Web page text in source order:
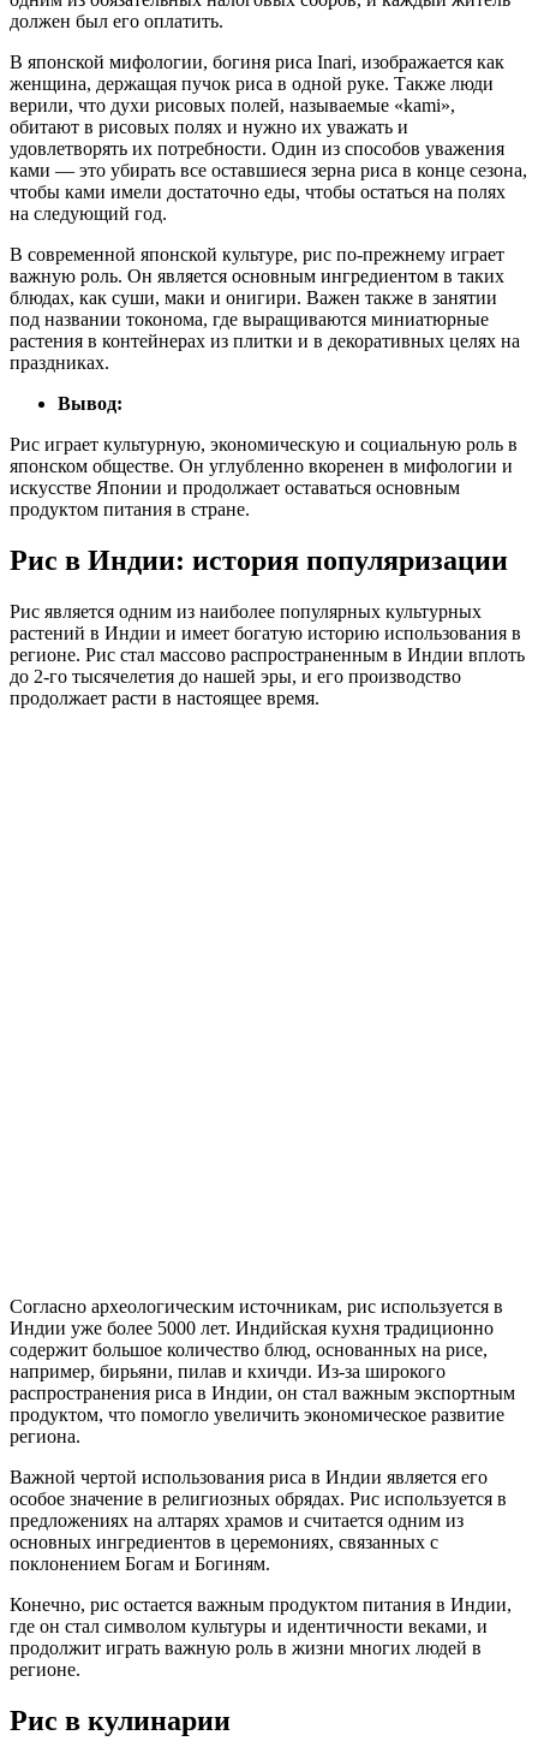
должен был его оплатить.
В японской мифологии, богиня риса Inari, изображается как
женщина, держащая пучок риса в одной руке. Также люди
верили, что духи рисовых полей, называемые «kami»,
обитают в рисовых полях и нужно их уважать и
удовлетворять их потребности. Один из способов уважения
ками — это убирать все оставшиеся зерна риса в конце сезона,
чтобы ками имели достаточно еды, чтобы остаться на полях
на следующий год.
В современной японской культуре, рис по-прежнему играет
важную роль. Он является основным ингредиентом в таких
блюдах, как суши, маки и онигири. Важен также в занятии
под названии токонома, где выращиваются миниатюрные
растения в контейнерах из плитки и в декоративных целях на
праздниках.
Вывод:
Рис играет культурную, экономическую и социальную роль в
японском обществе. Он углубленно вкоренен в мифологии и
искусстве Японии и продолжает оставаться основным
продуктом питания в стране.
Рис в Индии: история популяризации
Рис является одним из наиболее популярных культурных
растений в Индии и имеет богатую историю использования в
регионе. Рис стал массово распространенным в Индии вплоть
до 2-го тысячелетия до нашей эры, и его производство
продолжает расти в настоящее время.
Согласно археологическим источникам, рис используется в
Индии уже более 5000 лет. Индийская кухня традиционно
содержит большое количество блюд, основанных на рисе,
например, бирьяни, пилав и кхичди. Из-за широкого
распространения риса в Индии, он стал важным экспортным
продуктом, что помогло увеличить экономическое развитие
региона.
Важной чертой использования риса в Индии является его
особое значение в религиозных обрядах. Рис используется в
предложениях на алтарях храмов и считается одним из
основных ингредиентов в церемониях, связанных с
поклонением Богам и Богиням.
Конечно, рис остается важным продуктом питания в Индии,
где он стал символом культуры и идентичности веками, и
продолжит играть важную роль в жизни многих людей в
регионе.
Рис в кулинарии